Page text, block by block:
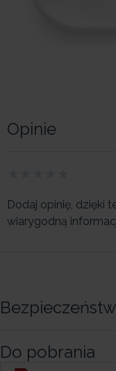
Opinie
Dodaj opinię, dzięki
wiarygodną
Do pobrania